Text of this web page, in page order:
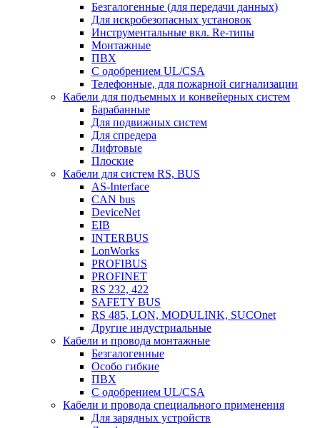
Безгалогенные (для передачи данных)
Для искробезопасных установок
Инструментальные вкл. Re-типы
Монтажные
ПВХ
С одобрением UL/CSA
Телефонные, для пожарной сигнализации
Кабели для подъемных и конвейерных систем
Барабанные
Для подвижных систем
Для спредера
Лифтовые
Плоские
Кабели для систем RS, BUS
AS-Interface
CAN bus
DeviceNet
EIB
INTERBUS
LonWorks
PROFIBUS
PROFINET
RS 232, 422
SAFETY BUS
RS 485, LON, MODULINK, SUCOnet
Другие индустриальные
Кабели и провода монтажные
Безгалогенные
Особо гибкие
ПВХ
С одобрением UL/CSA
Кабели и провода специального применения
Для зарядных устройств